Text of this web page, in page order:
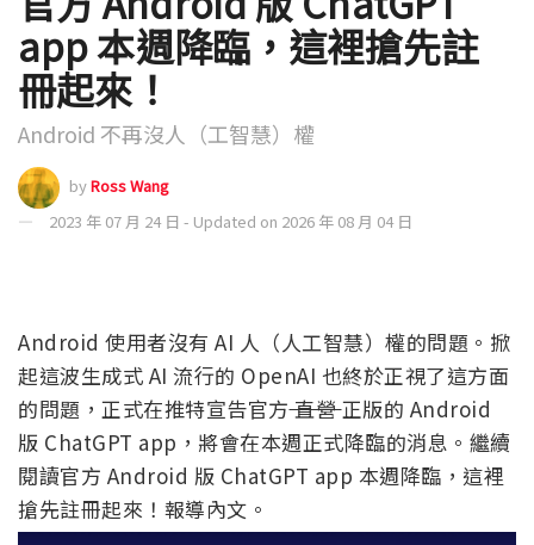
app 本週降臨，這裡搶先註
冊起來！
Android 不再沒人（工智慧）權
byRoss Wang
2023 年 07 月 24 日 - Updated on 2026 年 08 月 04 日
Android 使用者沒有 AI 人（人工智慧）權的問題。掀
起這波生成式 AI 流行的 OpenAI 也終於正視了這方面
的問題，正式在推特宣告官方直營正版的 Android
版 ChatGPT app，將會在本週正式降臨的消息。繼續
閱讀官方 Android 版 ChatGPT app 本週降臨，這裡
搶先註冊起來！報導內文。